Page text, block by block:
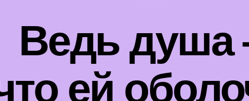
Ведь
ей